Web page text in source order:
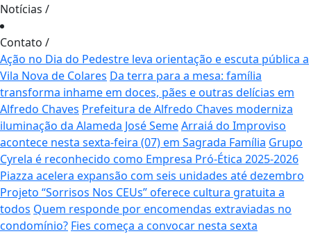
Notícias /
Contato /
Ação no Dia do Pedestre leva orientação e escuta pública a
Vila Nova de Colares Da terra para a mesa: família
transforma inhame em doces, pães e outras delícias em
Alfredo Chaves Prefeitura de Alfredo Chaves moderniza
iluminação da Alameda José SemeArraiá do Improviso
acontece nesta sexta-feira (07) em Sagrada Família Grupo
Cyrela é reconhecido como Empresa Pró-Ética 2025-2026
Piazza acelera expansão com seis unidades até dezembro
Projeto “Sorrisos Nos CEUs” oferece cultura gratuita a
todos Quem responde por encomendas extraviadas no
condomínio? Fies começa a convocar nesta sexta